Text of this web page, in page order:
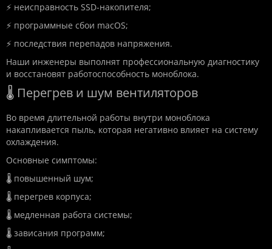
⚡ неисправность SSD-накопителя;
⚡ программные сбои macOS;
⚡ последствия перепадов напряжения.
Наши инженеры выполнят профессиональную диагностику
и восстановят работоспособность моноблока.
🌡️ Перегрев и шум вентиляторов
Во время длительной работы внутри моноблока
накапливается пыль, которая негативно влияет на систему
охлаждения.
Основные симптомы:
🌡️ повышенный шум;
🌡️ перегрев корпуса;
🌡️ медленная работа системы;
🌡️ зависания программ;